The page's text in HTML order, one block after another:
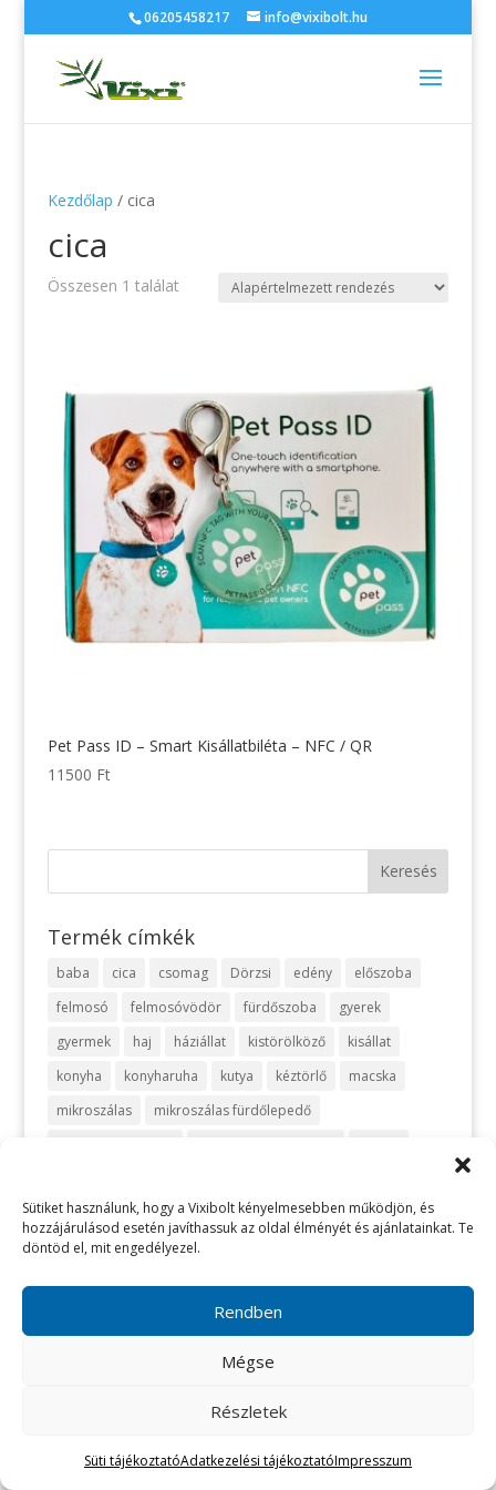
Sütiket használunk, hogy a Vixibolt kényelmesebben működjön, és
hozzájárulásod esetén javíthassuk az oldal élményét és ajánlatainkat. Te
döntöd el, mit engedélyezel.
Rendben
Mégse
Részletek
Süti tájékoztatóAdatkezelési tájékoztatóImpresszum
06205458217 info@vixibolt.hu
Kezdőlap / cica
cica
Összesen 1 találat
Pet Pass ID – Smart Kisállatbiléta – NFC / QR
11500 Ft
Termék címkék
baba cica csomag Dörzsi edény
előszoba
felmosó
felmosóvödör fürdőszoba
gyerek
gyermek
haj háziállat kistörölköző
kisállat
konyha
konyharuha kutya kéztörlő
macska
mikroszálas
mikroszálas fürdőlepedő
szőnyeg
takarítás takarítószett takaró
telefon
turbán
törlőkendő
vegyszermentes takarítás
vixi vödör zafir zöld